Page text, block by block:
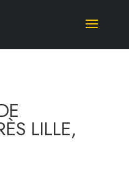
LILLE,